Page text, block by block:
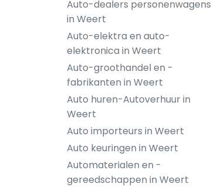
Auto-dealers personenwagens
in Weert
Auto-elektra en auto-
elektronica in Weert
Auto-groothandel en -
fabrikanten in Weert
Auto huren-Autoverhuur in
Weert
Auto importeurs in Weert
Auto keuringen in Weert
Automaterialen en -
gereedschappen in Weert